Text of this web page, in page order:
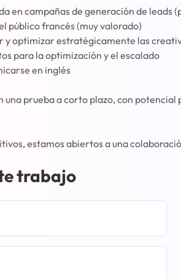
en campañas de generación de leads
público francés (muy valorado)
y optimizar estratégicamente las
para la optimización y el escalado
en inglés
una prueba a corto plazo, con
estamos abiertos a una
trabajo